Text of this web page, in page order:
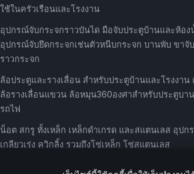
ใช้ในครัวเรือนและโรงงาน
อุปกรณ์จับกระจกราวบันได มือจับประตูบ้านและห้อง
อุปกรณ์จับยึดกระจกเช่นตัวหนีบกระจก บานพับ ขาจั
ราวกระจก
ล้อประตูและรางเลื่อน สำหรับประตูบ้านและโรงงา
ล้อรางเลื่อนแขวน ล้อหมุน360องศาสำหรับประตูบา
รถไฟ
น็อต สกรู ทั้งเหล็ก เหล็กดำเกรด และสแตนเลส อุป
เกลียวเร่ง ควิกลิ้ง รวมถึงโซ่เหล็ก โซ่สแตนเลส